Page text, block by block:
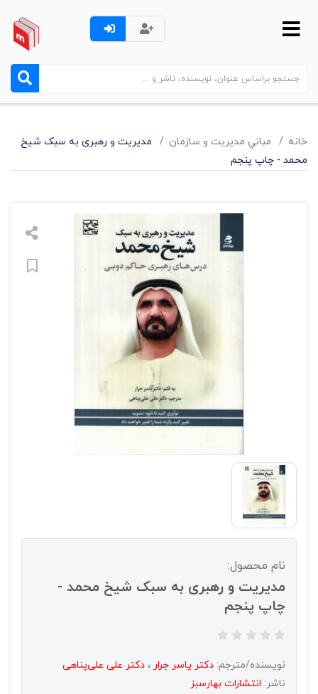
خانه مباني مديريت و سازمان
مدیریت و رهبری به سبک شیخ
محمد - چاپ پنجم
نام محصول:
مدیریت و رهبری به سبک شیخ محمد -
چاپ پنجم
نویسنده/مترجم: دکتر یاسر جرار ، دکتر علی علی‌پناهی
ناشر: انتشارات بهارسبز